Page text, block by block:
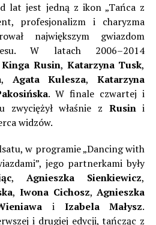
lat jest jedną z ikon „Tańca z
profesjonalizm i charyzma
największym gwiazdom
W latach 2006–2014
Kinga Rusin, Katarzyna Tusk,
, Agata Kulesza,Katarzyna
. W finale czwartej i
zwyciężył właśnie z Rusini
widzów.
w programie „Dancing with
jego partnerkami były
,Agnieszka Sienkiewicz,
, Iwona Cichosz,Agnieszka
i Izabela Małysz.
i drugiej edycji, tańcząc z